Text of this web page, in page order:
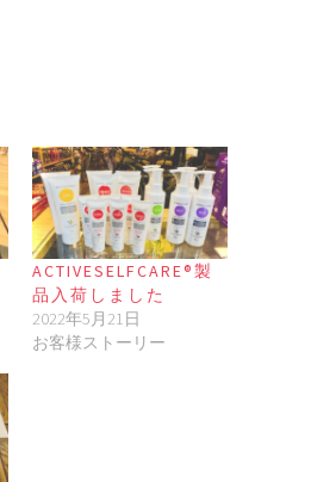
ACTIVESELFCARE®︎製
品入荷しました
2022年5月21日
お客様ストーリー